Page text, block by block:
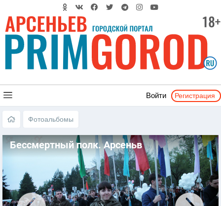
Войти Регистрация
Фотоальбомы
Бессмертный полк. Арсеньв